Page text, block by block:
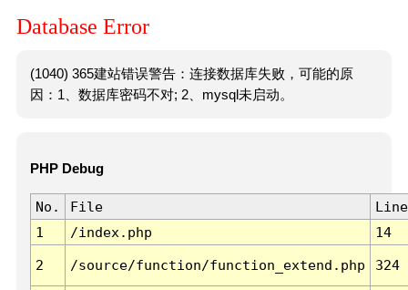
Database Error
(1040) 365建站错误警告：连接数据库失败，可能的原
因：1、数据库密码不对; 2、mysql未启动。
PHP Debug
No. File
Line
1
/index.php 14
2 /source/function/function_extend.php 324